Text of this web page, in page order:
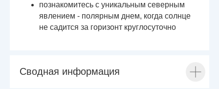
познакомитесь с уникальным северным
явлением - полярным днем, когда солнце
не садится за горизонт круглосуточно
Сводная информация